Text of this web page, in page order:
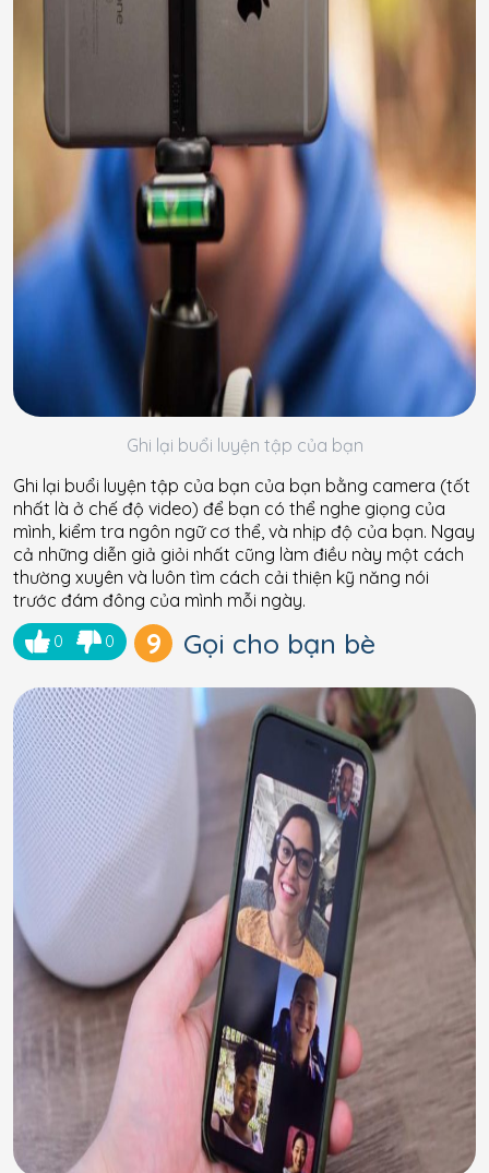
Ghi lại buổi luyện tập của bạn
Ghi lại buổi luyện tập của bạn của bạn bằng camera (tốt
nhất là ở chế độ video) để bạn có thể nghe giọng của
mình, kiểm tra ngôn ngữ cơ thể, và nhịp độ của bạn. Ngay
cả những diễn giả giỏi nhất cũng làm điều này một cách
thường xuyên và luôn tìm cách cải thiện kỹ năng nói
trước đám đông của mình mỗi ngày.
0 0 9 Gọi cho bạn bè